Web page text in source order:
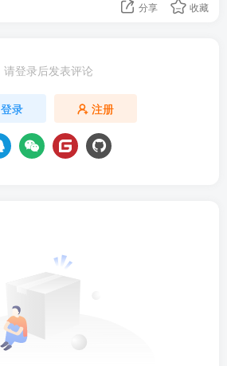
分享 收藏
请登录后发表评论
登录 注册